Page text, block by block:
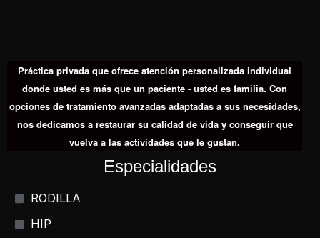
Práctica privada que ofrece atención personalizada individual
donde usted es más que un paciente - usted es familia. Con
opciones de tratamiento avanzadas adaptadas a sus necesidades,
nos dedicamos a restaurar su calidad de vida y conseguir que
vuelva a las actividades que le gustan.
Especialidades
RODILLA
HIP